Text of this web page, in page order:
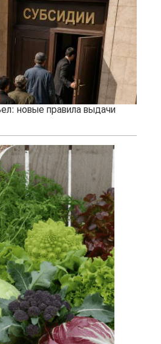
новые правила выдачи